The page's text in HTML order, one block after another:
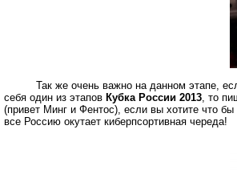
Так же очень важно на данном этапе,
себя один из этапов Кубка России 2013, то
(привет Минг и Фентос), если вы хотите что
все Россию окутает киберпсортивная череда!